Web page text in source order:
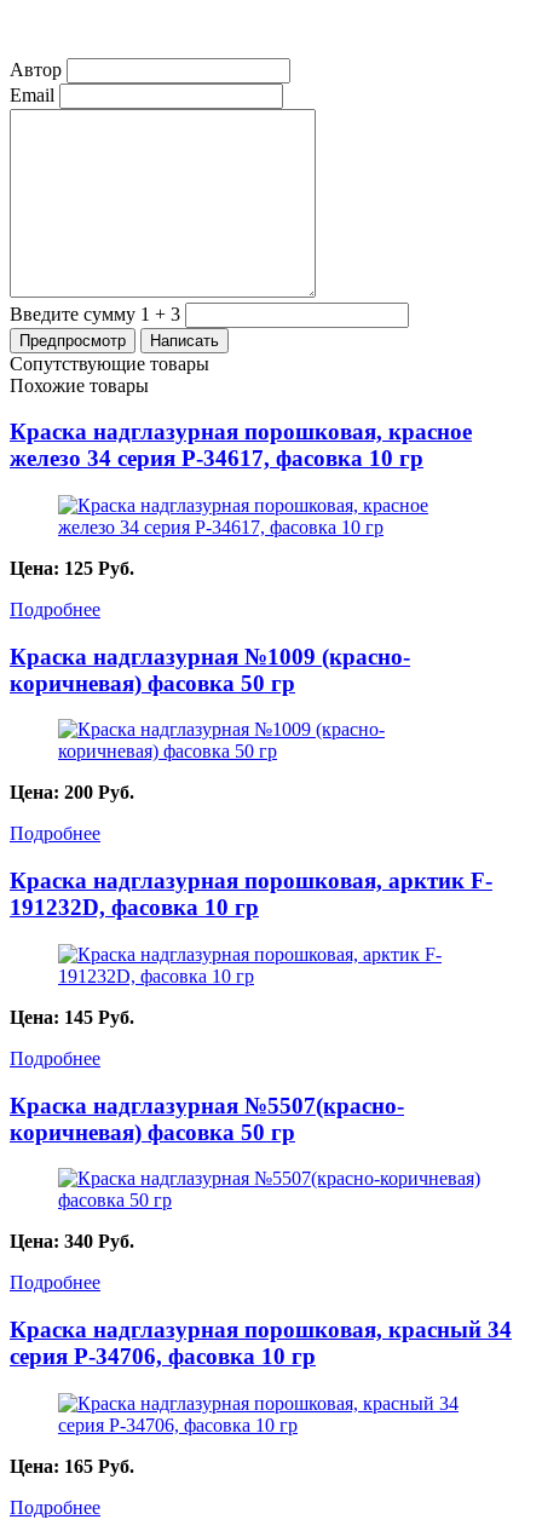
Автор
Email
Введите сумму 1 + 3
Сопутствующие товары
Похожие товары
Краска надглазурная порошковая, красное
железо 34 серия P-34617, фасовка 10 гр
Цена: 125 Руб.
Подробнее
Краска надглазурная №1009 (красно-
коричневая) фасовка 50 гр
Цена: 200 Руб.
Подробнее
Краска надглазурная порошковая, арктик F-
191232D, фасовка 10 гр
Цена: 145 Руб.
Подробнее
Краска надглазурная №5507(красно-
коричневая) фасовка 50 гр
Цена: 340 Руб.
Подробнее
Краска надглазурная порошковая, красный 34
серия P-34706, фасовка 10 гр
Цена: 165 Руб.
Подробнее